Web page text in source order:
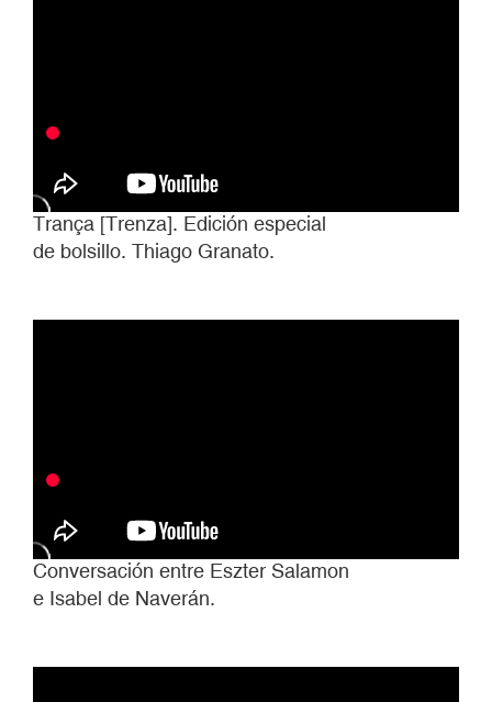
Trança [Trenza]. Edición especial
de bolsillo. Thiago Granato.
Conversación entre Eszter Salamon
e Isabel de Naverán.